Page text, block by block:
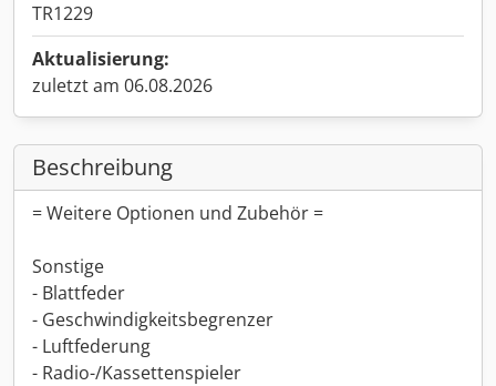
TR1229
Aktualisierung:
zuletzt am 06.08.2026
Beschreibung
= Weitere Optionen und Zubehör =
Sonstige
- Blattfeder
- Geschwindigkeitsbegrenzer
- Luftfederung
- Radio-/Kassettenspieler